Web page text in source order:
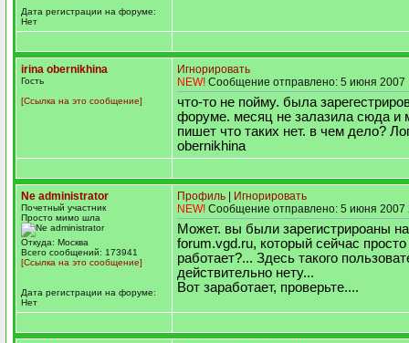
Дата регистрации на форуме:
Нет
irina obernikhina
Гость
[Ссылка на это сообщение]
Игнорировать
NEW! Сообщение отправлено: 5 июня 2007
что-то не пойму. была
форуме. месяц не залазила сюда и
пишет что таких нет. в чем дело?
obernikhina
Ne administrator
Почетный участник
Просто мимо шла
Откуда: Москва
Всего сообщений: 173941
[Ссылка на это сообщение]
Дата регистрации на форуме:
Нет
Профиль
Игнорировать
NEW! Сообщение отправлено: 5 июня 2007
Может. вы были зарегистрироаны
forum.vgd.ru, который сейчас просто
работает?... Здесь такого
действительно нету...
Вот заработает, проверьте....